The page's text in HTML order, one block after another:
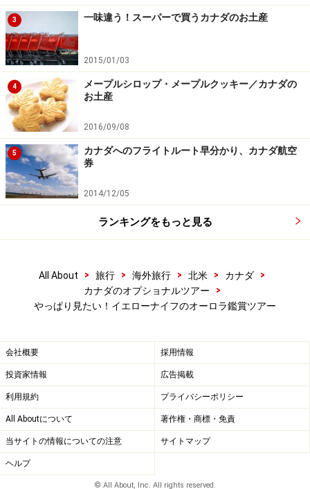
実際にマッシャーとしてそりを操縦することも可能で
す。どこまでも白く輝く雪原を犬ぞりで走り抜けましょ
う！
イエローナイフで犬ぞり体験 30分＜11～4月/日本語
ガイド/イエローナイフ発＞(大人 68.25ドル～)
ノーザン アウトドア アドベンチャーツアー 犬ぞり
操縦体験 1時間＜12～4月/日本語ガイド/イエローナ
イフ発＞(大人 126.00ドル～)
Aurora village Dog Team Experience(大人 99.75ドル
■ローカルに人気の冬のアクティビティ アイスフィッ
釣り上げた魚は寒さのためにすぐに凍ってしまいます
一味違う体験をしたいあなたにおすすめなのが、冬の時
期ローカルに人気のアイスフィッシングです。アイスフ
ィッシングは凍った湖に専用のドリルで穴をあけ、そこ
に釣竿をたらして魚を釣り上げます。日本ではワカサギ
釣りが有名ですが、カナダではニジマス、イエローパー
チ、イワナなど様々な魚を狙うことができます。氷上は
3 一味違う！スーパーで買うカナダのお土産
2015/01/03
4
メープルシロップ・メープルクッキー／カナダの
お土産
2016/09/08
5
カナダへのフライトルート早分かり、カナダ航空
券
2014/12/05
ランキングをもっと見る
All About > 旅行 > 海外旅行 > 北米 > カナダ
>
カナダのオプショナルツアー
>
やっぱり見たい！イエローナイフのオーロラ鑑賞ツアー
会社概要 採用情報
投資家情報 広告掲載
利用規約 プライバシーポリシー
All Aboutについて 著作権・商標・免責
当サイトの情報についての注意 サイトマップ
ヘルプ
© All About, Inc. All rights reserved.